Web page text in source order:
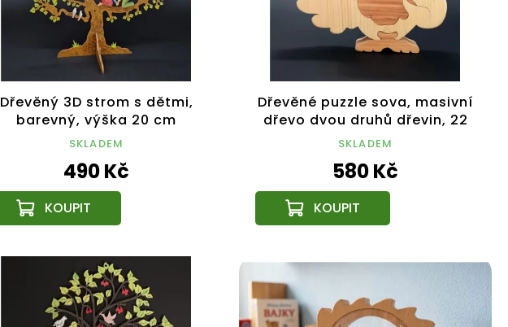
Dřevěný 3D strom s dětmi,
barevný, výška 20 cm
SKLADEM
490 Kč
Dřevěné puzzle sova, masivní
dřevo dvou druhů dřevin, 22
cm
SKLADEM
580 Kč